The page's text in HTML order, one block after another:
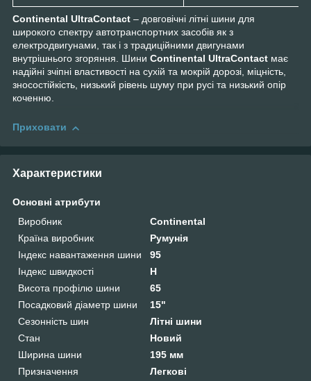
Continental UltraContact – довговічні літні шини для
широкого спектру автотранспортних засобів як з
електродвигунами, так і з традиційними двигунами
внутрішнього згоряння. Шини Continental UltraContact має
надійні зчіпні властивості на сухій та мокрій дорозі, міцність,
зносостійкість, низький рівень шуму при русі та низький опір
коченню.
Приховати
Характеристики
Основні атрибути
Виробник
Continental
Країна виробник
Румунія
Індекс навантаження шини
95
Індекс швидкості
H
Висота профілю шини
65
Посадковий діаметр шини
15"
Сезонність шин
Літні шини
Стан
Новий
Ширина шини
195 мм
Призначення
Легкові